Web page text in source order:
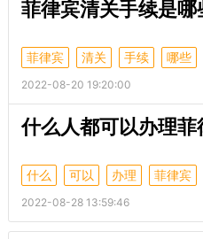
菲律宾 清关 手续 哪些
2022-08-20 19:20:00
什么人都可以办理菲
什么 可以 办理 菲律宾
2022-08-28 13:59:46